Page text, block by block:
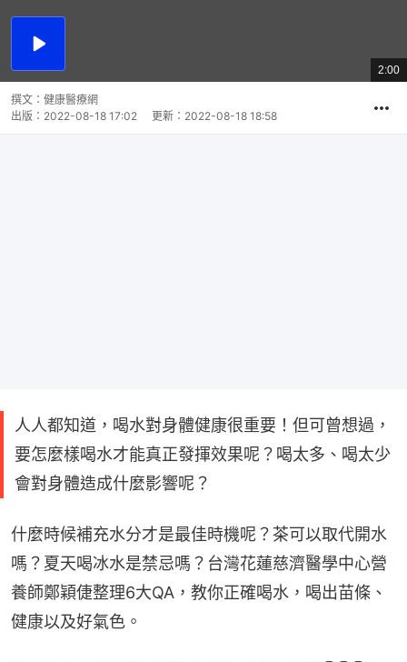
播
總
共
2:00
撰文： 健康醫療網
出版： 2022-08-18 17:02 更新： 2022-08-18 18:58
人人都知道，喝水對身體健康很重要！但可曾想過，
要怎麼樣喝水才能真正發揮效果呢？喝太多、喝太少
會對身體造成什麼影響呢？
什麼時候補充水分才是最佳時機呢？茶可以取代開水
嗎？夏天喝冰水是禁忌嗎？台灣花蓮慈濟醫學中心營
養師鄭穎倢整理6大QA，教你正確喝水，喝出苗條、
健康以及好氣色。